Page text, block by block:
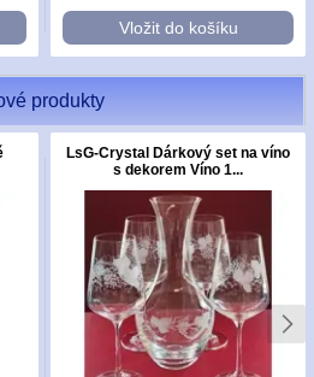
Vložit do košíku
produkty
LsG-Crystal Dárkový set na víno
s dekorem Víno 1...